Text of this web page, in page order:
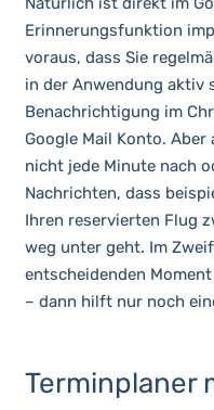
Erinnerungsfunktion
voraus, dass Sie
in der Anwendung aktiv
Benachrichtigung im
Google Mail Konto.
nicht jede Minute nach
Nachrichten, dass
Ihren reservierten Flug
weg unter geht. Im
entscheidenden
– dann hilft nur noch
Terminplaner